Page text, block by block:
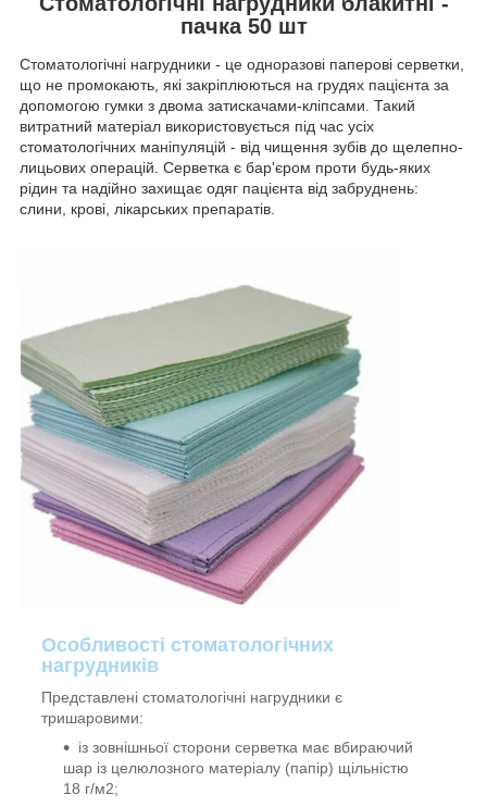
пачка 50 шт
Стоматологічні нагрудники - це одноразові паперові серветки,
що не промокають, які закріплюються на грудях пацієнта за
допомогою гумки з двома затискачами-кліпсами. Такий
витратний матеріал використовується під час усіх
стоматологічних маніпуляцій - від чищення зубів до щелепно-
лицьових операцій. Серветка є бар'єром проти будь-яких
рідин та надійно захищає одяг пацієнта від забруднень:
слини, крові, лікарських препаратів.
Особливості стоматологічних
нагрудників
Представлені стоматологічні нагрудники є
тришаровими:
із зовнішньої сторони серветка має вбираючий
шар із целюлозного матеріалу (папір) щільністю
18 г/м2;